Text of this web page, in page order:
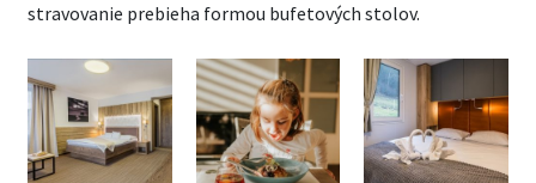
stravovanie prebieha formou bufetových stolov.